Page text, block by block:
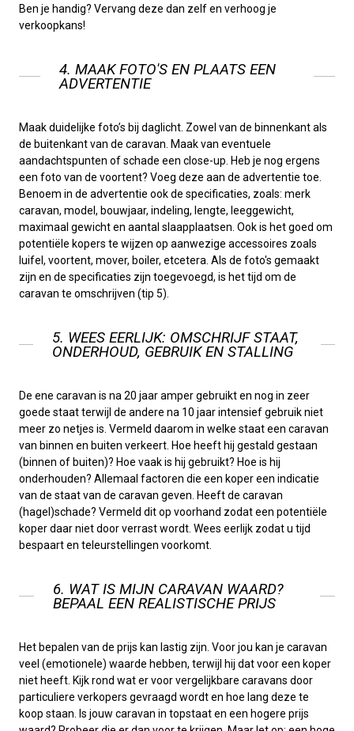
Ben je handig? Vervang deze dan zelf en verhoog je
verkoopkans!
4. MAAK FOTO'S EN PLAATS EEN
ADVERTENTIE
Maak duidelijke foto’s bij daglicht. Zowel van de binnenkant als
de buitenkant van de caravan. Maak van eventuele
aandachtspunten of schade een close-up. Heb je nog ergens
een foto van de voortent? Voeg deze aan de advertentie toe.
Benoem in de advertentie ook de specificaties, zoals: merk
caravan, model, bouwjaar, indeling, lengte, leeggewicht,
maximaal gewicht en aantal slaapplaatsen. Ook is het goed om
potentiële kopers te wijzen op aanwezige accessoires zoals
luifel, voortent, mover, boiler, etcetera. Als de foto's gemaakt
zijn en de specificaties zijn toegevoegd, is het tijd om de
caravan te omschrijven (tip 5).
5. WEES EERLIJK: OMSCHRIJF STAAT,
ONDERHOUD, GEBRUIK EN STALLING
De ene caravan is na 20 jaar amper gebruikt en nog in zeer
goede staat terwijl de andere na 10 jaar intensief gebruik niet
meer zo netjes is. Vermeld daarom in welke staat een caravan
van binnen en buiten verkeert. Hoe heeft hij gestald gestaan
(binnen of buiten)? Hoe vaak is hij gebruikt? Hoe is hij
onderhouden? Allemaal factoren die een koper een indicatie
van de staat van de caravan geven. Heeft de caravan
(hagel)schade? Vermeld dit op voorhand zodat een potentiële
koper daar niet door verrast wordt. Wees eerlijk zodat u tijd
bespaart en teleurstellingen voorkomt.
6. WAT IS MIJN CARAVAN WAARD?
BEPAAL EEN REALISTISCHE PRIJS
Het bepalen van de prijs kan lastig zijn. Voor jou kan je caravan
veel (emotionele) waarde hebben, terwijl hij dat voor een koper
niet heeft. Kijk rond wat er voor vergelijkbare caravans door
particuliere verkopers gevraagd wordt en hoe lang deze te
koop staan. Is jouw caravan in topstaat en een hogere prijs